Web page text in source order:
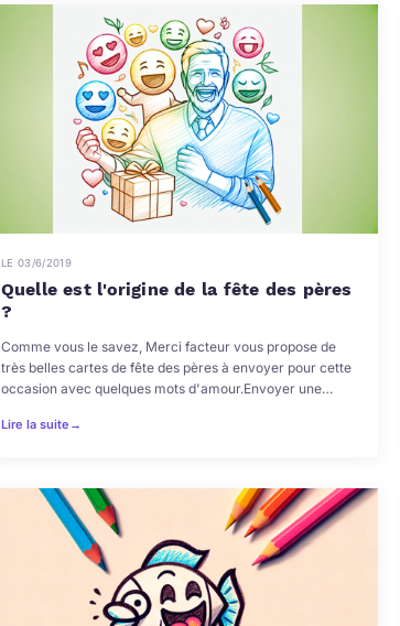
LE 03/6/2019
Quelle est l'origine de la fête des pères
?
Comme vous le savez, Merci facteur vous propose de
très belles cartes de fête des pères à envoyer pour cette
occasion avec quelques mots d'amour.Envoyer une…
Lire la suite →